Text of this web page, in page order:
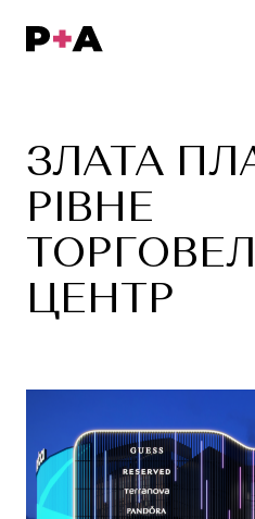
ЗЛАТА
РІВНЕ
ЦЕНТР